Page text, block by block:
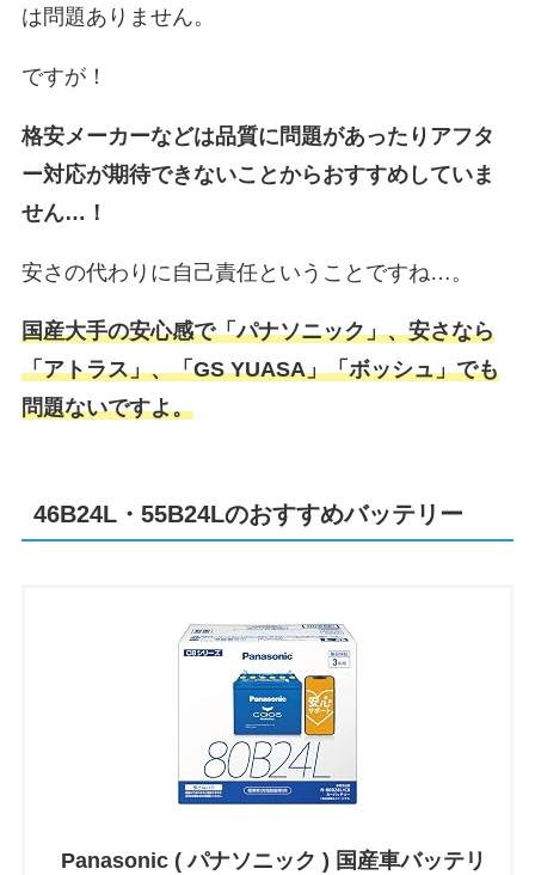
は問題ありません。
ですが！
格安メーカーなどは品質に問題があったりアフタ
ー対応が期待できないことからおすすめしていま
せん…！
安さの代わりに自己責任ということですね…。
国産大手の安心感で「パナソニック」、安さなら
「アトラス」、「GS YUASA」「ボッシュ」でも
問題ないですよ。
46B24L・55B24Lのおすすめバッテリー
Panasonic ( パナソニック ) 国産車バッテリ